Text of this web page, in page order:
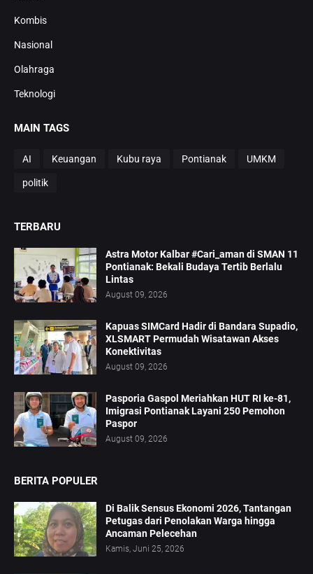
Kombis
Nasional
Olahraga
Teknologi
MAIN TAGS
AI Keuangan Kubu raya Pontianak UMKM
politik
TERBARU
Astra Motor Kalbar #Cari_aman di SMAN 11
Pontianak: Bekali Budaya Tertib Berlalu
Lintas
August 09, 2026
Kapuas SIMCard Hadir di Bandara Supadio,
XLSMART Permudah Wisatawan Akses
Konektivitas
August 09, 2026
Pasporia Gaspol Meriahkan HUT RI ke-81,
Imigrasi Pontianak Layani 250 Pemohon
Paspor
August 09, 2026
BERITA POPULER
Di Balik Sensus Ekonomi 2026, Tantangan
Petugas dari Penolakan Warga hingga
Ancaman Pelecehan
Kamis, Juni 25, 2026